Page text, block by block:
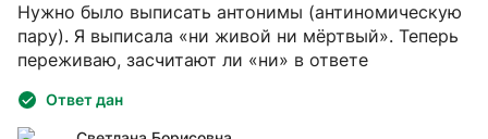
Нужно было выписать антонимы (антиномическую
пару). Я выписала «ни живой ни мёртвый». Теперь
переживаю, засчитают ли «ни» в ответе
Ответ дан